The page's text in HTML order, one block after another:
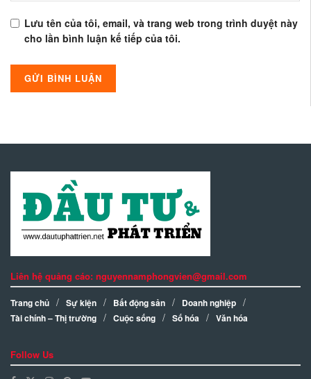
Lưu tên của tôi, email, và trang web trong trình duyệt này
cho lần bình luận kế tiếp của tôi.
Liên hệ quảng cáo: nguyennamphongvien@gmail.com
Trang chủ Sự kiện Bất động sản
Doanh nghiệp
Tài chính – Thị trường
Cuộc sống Số hóa Văn hóa
Follow Us